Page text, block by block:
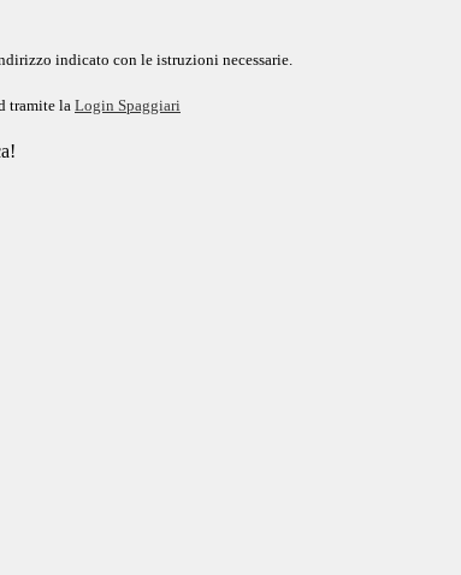
indicato con le istruzioni necessarie.
tramite la Login Spaggiari